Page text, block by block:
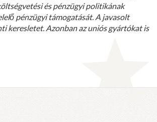
és pénzügyi politikának
pénzügyi támogatását. A javasolt
keresletet. Azonban az uniós gyártókat is